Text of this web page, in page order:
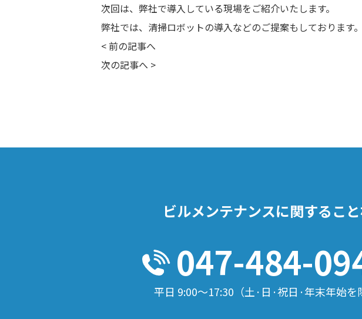
次回は、弊社で導入している現場をご紹介いたします。
弊社では、清掃ロボットの導入などのご提案もしております
<前の記事へ
次の記事へ >
ビルメンテナンスに関すること
047-484-
平日 9:00～17:30 （土·日·祝日·年末年始を